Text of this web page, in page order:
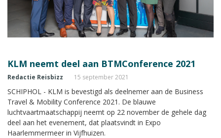
KLM neemt deel aan BTMConference 2021
Redactie Reisbizz 15 september 2021
SCHIPHOL - KLM is bevestigd als deelnemer aan de Business
Travel & Mobility Conference 2021. De blauwe
luchtvaartmaatschappij neemt op 22 november de gehele dag
deel aan het evenement, dat plaatsvindt in Expo
Haarlemmermeer in Vijfhuizen.